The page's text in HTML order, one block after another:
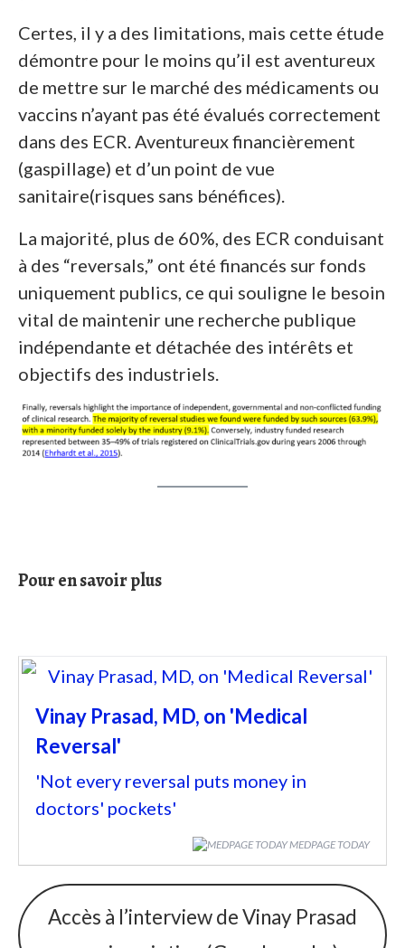
Certes, il y a des limitations, mais cette étude
démontre pour le moins qu’il est aventureux
de mettre sur le marché des médicaments ou
vaccins n’ayant pas été évalués correctement
dans des ECR. Aventureux financièrement
(gaspillage) et d’un point de vue
sanitaire(risques sans bénéfices).
La majorité, plus de 60%, des ECR conduisant
à des “reversals,” ont été financés sur fonds
uniquement publics, ce qui souligne le besoin
vital de maintenir une recherche publique
indépendante et détachée des intérêts et
objectifs des industriels.
Pour en savoir plus
Vinay Prasad, MD, on 'Medical
Reversal'
'Not every reversal puts money in
doctors' pockets'
MEDPAGE TODAY
Accès à l’interview de Vinay Prasad